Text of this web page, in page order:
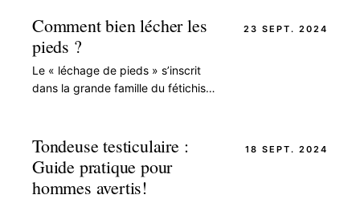
approche riche et…
Comment bien lécher les
pieds ?
Le « léchage de pieds » s’inscrit
dans la grande famille du fétichisme
réalité…
23 SEPT. 2024
Tondeuse testiculaire :
Guide pratique pour
hommes avertis!
18 SEPT. 2024